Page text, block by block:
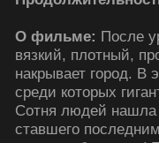
О фильме: После
вязкий, плотный,
накрывает город.
среди которых
Сотня людей нашла
ставшего